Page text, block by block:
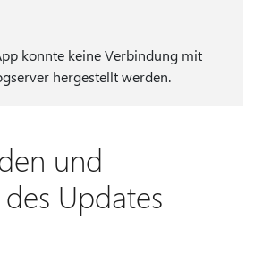
konnte keine Verbindung mit
hergestellt werden.
und
Updates